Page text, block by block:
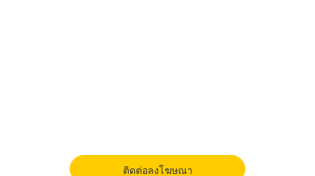
ติดต่อลงโฆษณา